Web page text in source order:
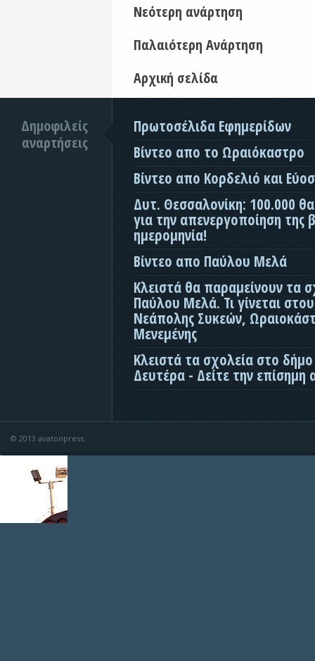
Νεότερη ανάρτηση
Παλαιότερη Ανάρτηση
Αρχική σελίδα
Δημοφιλείς
αναρτήσεις
Πρωτοσέλιδα Εφημερίδων
Βίντεο απο το Ωραιόκαστρο
Βίντεο απο Κορδελιό και
Δυτ. Θεσσαλονίκη: 100.000
για την απενεργοποίηση της
ημερομηνία!
Βίντεο απο Παύλου Μελά
Κλειστά θα παραμείνουν τα
Παύλου Μελά. Τι γίνεται
Νεάπολης Συκεών,
Μενεμένης
Κλειστά τα σχολεία στο
Δευτέρα - Δείτε την επίσημη
© 2013 avatonpress.